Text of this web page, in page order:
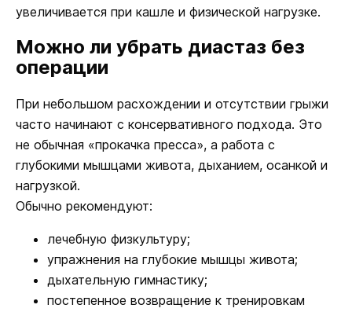
увеличивается при кашле и физической нагрузке.
Можно ли убрать диастаз без
операции
При небольшом расхождении и отсутствии грыжи
часто начинают с консервативного подхода. Это
не обычная «прокачка пресса», а работа с
глубокими мышцами живота, дыханием, осанкой и
нагрузкой.
Обычно рекомендуют:
лечебную физкультуру;
упражнения на глубокие мышцы живота;
дыхательную гимнастику;
постепенное возвращение к тренировкам